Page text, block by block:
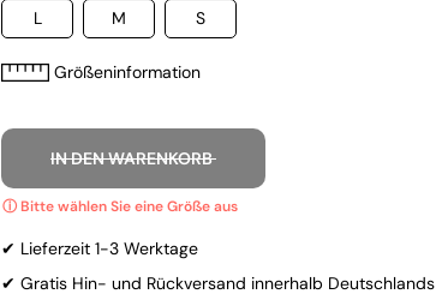
L M S
Größeninformation
IN DEN WARENKORB
✔ Lieferzeit 1-3 Werktage
✔ Gratis Hin- und Rückversand innerhalb Deutschlands